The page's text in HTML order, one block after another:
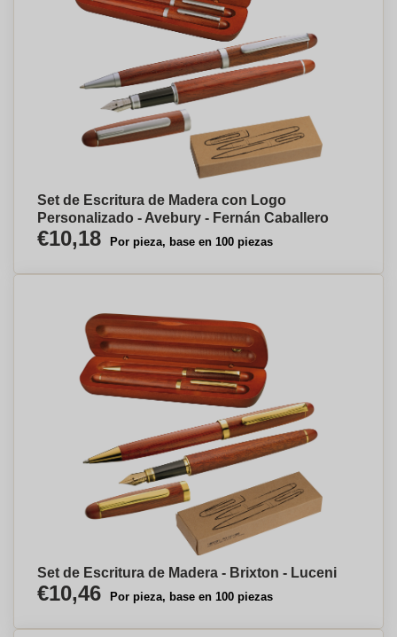
Set de Escritura de Madera con Logo
Personalizado - Avebury - Fernán Caballero
€10,18 Por pieza, base en 100 piezas
Set de Escritura de Madera - Brixton - Luceni
€10,46 Por pieza, base en 100 piezas